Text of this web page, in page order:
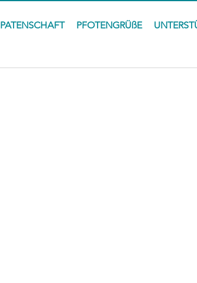
PATENSCHAFT PFOTENGRÜßE